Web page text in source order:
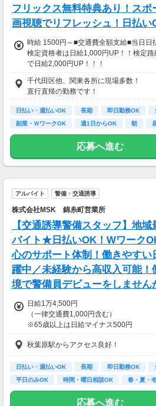
フリックス無料特典あり！ス
画視聴でリフレッシュ！日払い
時給 1500円～■交通費全額支給■当日日
検定資格者は日給1,000円UP！！検定路
で日給2,000円UP！！！
////////////////////////////////////////
日給12000円以上
（一律手当を含む）
※時給換算→1500円/時
千代田区他、関東各所に現場多数！
直行直帰の勤務です！
日払い・週払いOK 長期 即日勤務OK
副業・ＷワークOK
週1日からOK 朝
応募へ進む
アルバイト 警備・交通誘導
株式会社MSK 錦糸町営業所
【交通誘導警備スタッフ】地
バイト★日払いOK！Wワーク
心のサポート体制！働きやすい
躍中／未経験から高収入可能
境で警備員デビューをしません
日給1万4,500円
（一律交通費1,000円含む）
※65歳以上は日給マイナス500円
※70歳以上は日給マイナス2,00円
---
■交通誘導2級以上の資格をお持ちの方は
日給1万4,500円
※65歳以上は日給マイナス500円
秋葉原駅からアクセス良好！
日払い・週払いOK 長期 即日勤務OK
平日のみOK
時間・曜日相談OK
春・夏・
副業・ＷワークOK
応募へ進む